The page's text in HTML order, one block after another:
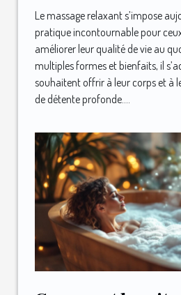
Le massage relaxant s’impose
pratique incontournable pour
améliorer leur qualité de vie au
multiples formes et bienfaits, il
souhaitent offrir à leur corps et à
de détente profonde....